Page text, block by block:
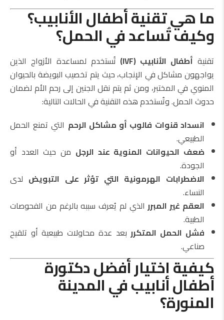
ما هي تقنية أطفال الأنابيب؟
وكيف تُساعد في الحمل؟
تقنية أطفال الأنابيب (IVF)
تُستخدم لمساعدة الأزواج الذين
يواجهون مشاكل في الإنجاب، حيث يتم تخصيب البويضة بالحيوان
المنوي في المختبر، ومن ثم يتم نقل الجنين إلى رحم الأم لضمان
حدوث الحمل. وتُستخدم هذه التقنية في الحالات التالية:
انسداد قنوات فالوب أو مشاكل الرحم التي تمنع الحمل
الطبيعي.
ضعف الحيوانات المنوية عند الرجل من حيث العدد أو
الجودة.
الاضطرابات الهرمونية التي تؤثر على التبويض لدى
النساء.
العقم غير المبررالذي لم يُعرف سببه بالرغم من الفحوصات
الطبية.
فشل الحمل المتكرربعد عدة محاولات طبيعية أو تلقيح
صناعي.
كيفية اختيار أفضل دكتورة
أطفال أنابيب في المدينة
المنورة؟